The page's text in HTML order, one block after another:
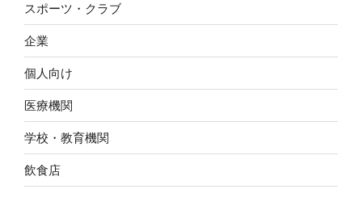
スポーツ・クラブ
企業
個人向け
医療機関
学校・教育機関
飲食店